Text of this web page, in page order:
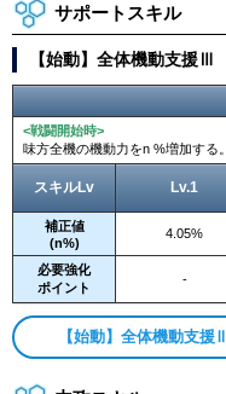
サポートスキル
【始動】全体機動支援Ⅲ
<戦闘開始時>
味方全機の機動力をn %増加する
スキルLv Lv.1
補正値
(n%)
4.05%
必要強化
ポイント
-
【始動】全体機動支